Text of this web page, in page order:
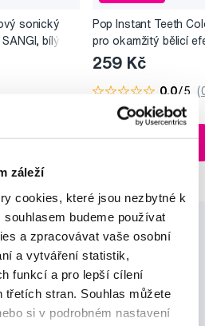
záleží
cookies, které jsou nezbytné k
budeme používat
a zpracovávat vaše osobní
a vytváření statistik,
funkcí a pro lepší cílení
třetích stran. Souhlas můžete
si v podrobném nastavení
sonický
bílý
na
Pop Instant Teeth
pro okamžitý bělicí
259 Kč
0,0/5
Do košíku